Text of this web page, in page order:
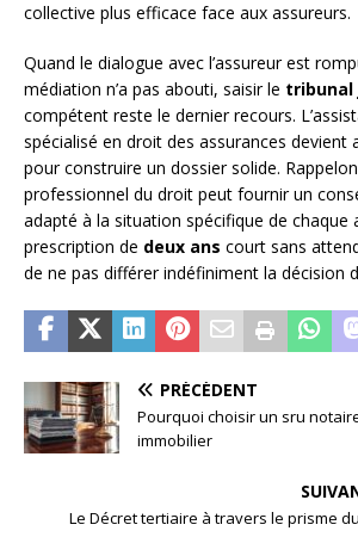
collective plus efficace face aux assureurs.
Quand le dialogue avec l’assureur est
médiation n’a pas abouti, saisir le tribunal
compétent reste le dernier recours.
spécialisé en droit des assurances devient
pour construire un dossier solide.
professionnel du droit peut fournir un
adapté à la situation spécifique de chaque
prescription de deux ans court sans
de ne pas différer indéfiniment la décision
PRÉCÉDENT
Pourquoi choisir un sru
immobilier
Le Décret tertiaire à travers le prisme